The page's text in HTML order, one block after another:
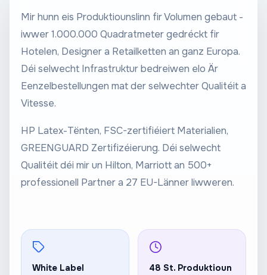
Mir hunn eis Produktiounslinn fir Volumen gebaut -
iwwer 1.000.000 Quadratmeter gedréckt fir
Hotelen, Designer a Retailketten an ganz Europa.
Déi selwecht Infrastruktur bedreiwen elo Är
Eenzelbestellungen mat der selwechter Qualitéit a
Vitesse.
HP Latex-Tënten, FSC-zertifiéiert Materialien,
GREENGUARD Zertifizéierung. Déi selwecht
Qualitéit déi mir un Hilton, Marriott an 500+
professionell Partner a 27 EU-Länner liwweren.
White Label 48 St. Produktioun